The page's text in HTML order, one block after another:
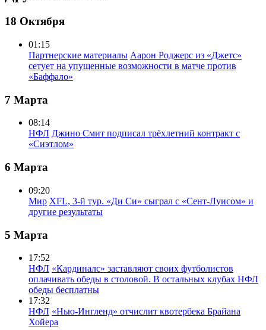
18 Октября
01:15
Партнерские материалы Аарон Роджерс из «Джетс»
сетует на упущенные возможности в матче против
«Баффало»
7 Марта
08:14
НФЛ Джино Смит подписал трёхлетний контракт с
«Сиэтлом»
6 Марта
09:20
Мир XFL, 3-й тур. «Ди Си» сыграл с «Сент-Луисом» и
другие результаты
5 Марта
17:52
НФЛ «Кардиналс» заставляют своих футболистов
оплачивать обеды в столовой. В остальных клубах НФЛ
обеды бесплатны
17:32
НФЛ «Нью-Ингленд» отчислит квотербека Брайана
Хойера